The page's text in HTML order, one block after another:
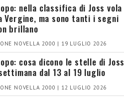
nella classifica di Joss vola
Vergine, ma sono tanti i segni
brillano
NOVELLA 2000 | 19 LUGLIO 2026
cosa dicono le stelle di Joss
dal 13 al 19 luglio
NOVELLA 2000 | 12 LUGLIO 2026